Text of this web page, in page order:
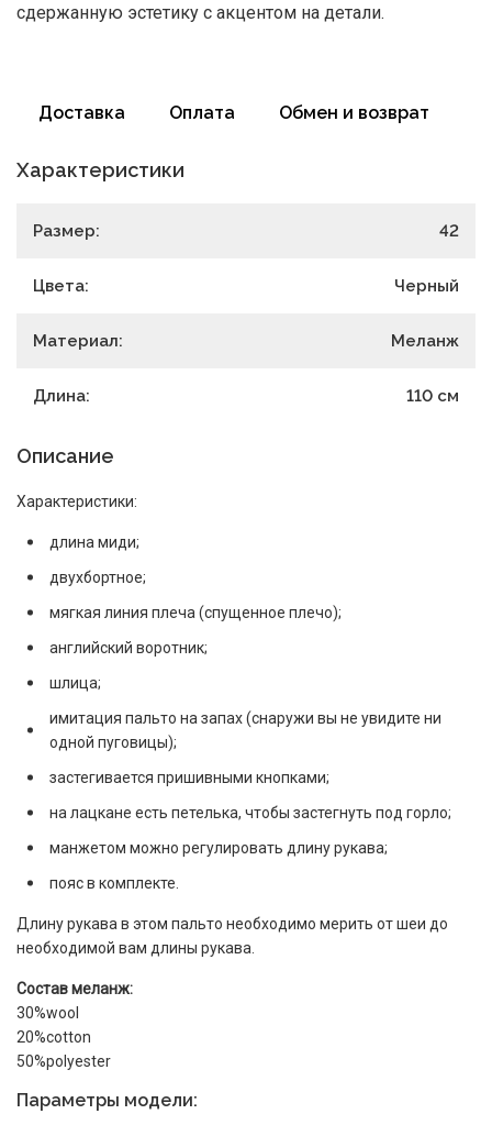
сдержанную эстетику с акцентом на детали.
Доставка Оплата Обмен и возврат
Характеристики
Размер: 42
Цвета: Черный
Материал: Меланж
Длина: 110 см
Описание
Характеристики:
длина миди;
двухбортное;
мягкая линия плеча (спущенное плечо);
английский воротник;
шлица;
имитация пальто на запах (снаружи вы не увидите ни
одной пуговицы);
застегивается пришивными кнопками;
на лацкане есть петелька, чтобы застегнуть под горло;
манжетом можно регулировать длину рукава;
пояс в комплекте.
Длину рукава в этом пальто необходимо мерить от шеи до
необходимой вам длины рукава.
Составмеланж:
30%wool
20%cotton
50%polyester
Параметры модели: